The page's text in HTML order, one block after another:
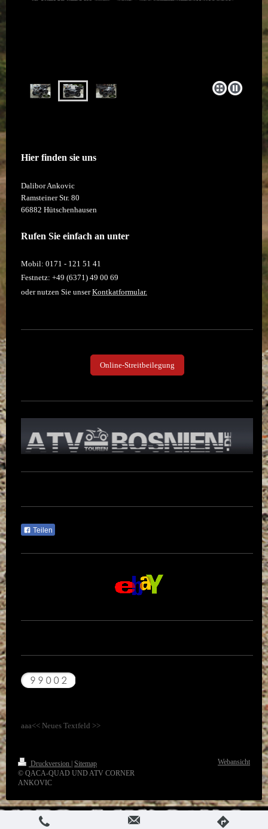
Hier finden sie uns
Dalibor Ankovic
Ramsteiner Str. 80
66882 Hütschenhausen
Rufen Sie einfach an unter
Mobil: 0171 - 121 51 41
Festnetz: +49 (6371) 49 00 69
oder nutzen Sie unser Kontkatformular.
Online-Streitbeilegung
Teilen
aaa<< Neues Textfeld >>
Druckversion
Sitemap
© QACA-QUAD UND ATV CORNER
ANKOVIC
Webansicht